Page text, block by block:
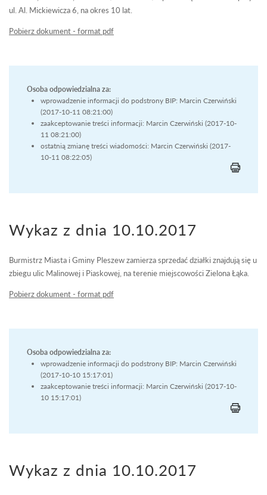
ul. Al. Mickiewicza 6, na okres 10 lat.
Pobierz dokument - format pdf
Osoba odpowiedzialna za:
wprowadzenie informacji do podstrony BIP: Marcin Czerwiński
(2017-10-11 08:21:00)
zaakceptowanie treści informacji: Marcin Czerwiński (2017-10-
11 08:21:00)
ostatnią zmianę treści wiadomości: Marcin Czerwiński (2017-
10-11 08:22:05)
Wykaz z dnia 10.10.2017
Burmistrz Miasta i Gminy Pleszew zamierza sprzedać działki znajdują się u
zbiegu ulic Malinowej i Piaskowej, na terenie miejscowości Zielona Łąka.
Pobierz dokument - format pdf
Osoba odpowiedzialna za:
wprowadzenie informacji do podstrony BIP: Marcin Czerwiński
(2017-10-10 15:17:01)
zaakceptowanie treści informacji: Marcin Czerwiński (2017-10-
10 15:17:01)
Wykaz z dnia 10.10.2017